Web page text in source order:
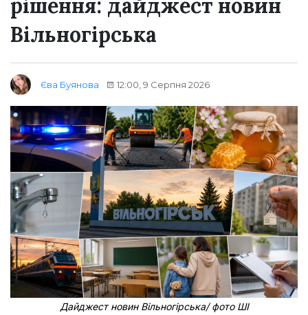
рішення: дайджест новин
Вільногірська
Єва Буянова 12:00, 9 Серпня 2026
Дайджест новин Вільногірська/ фото ШІ